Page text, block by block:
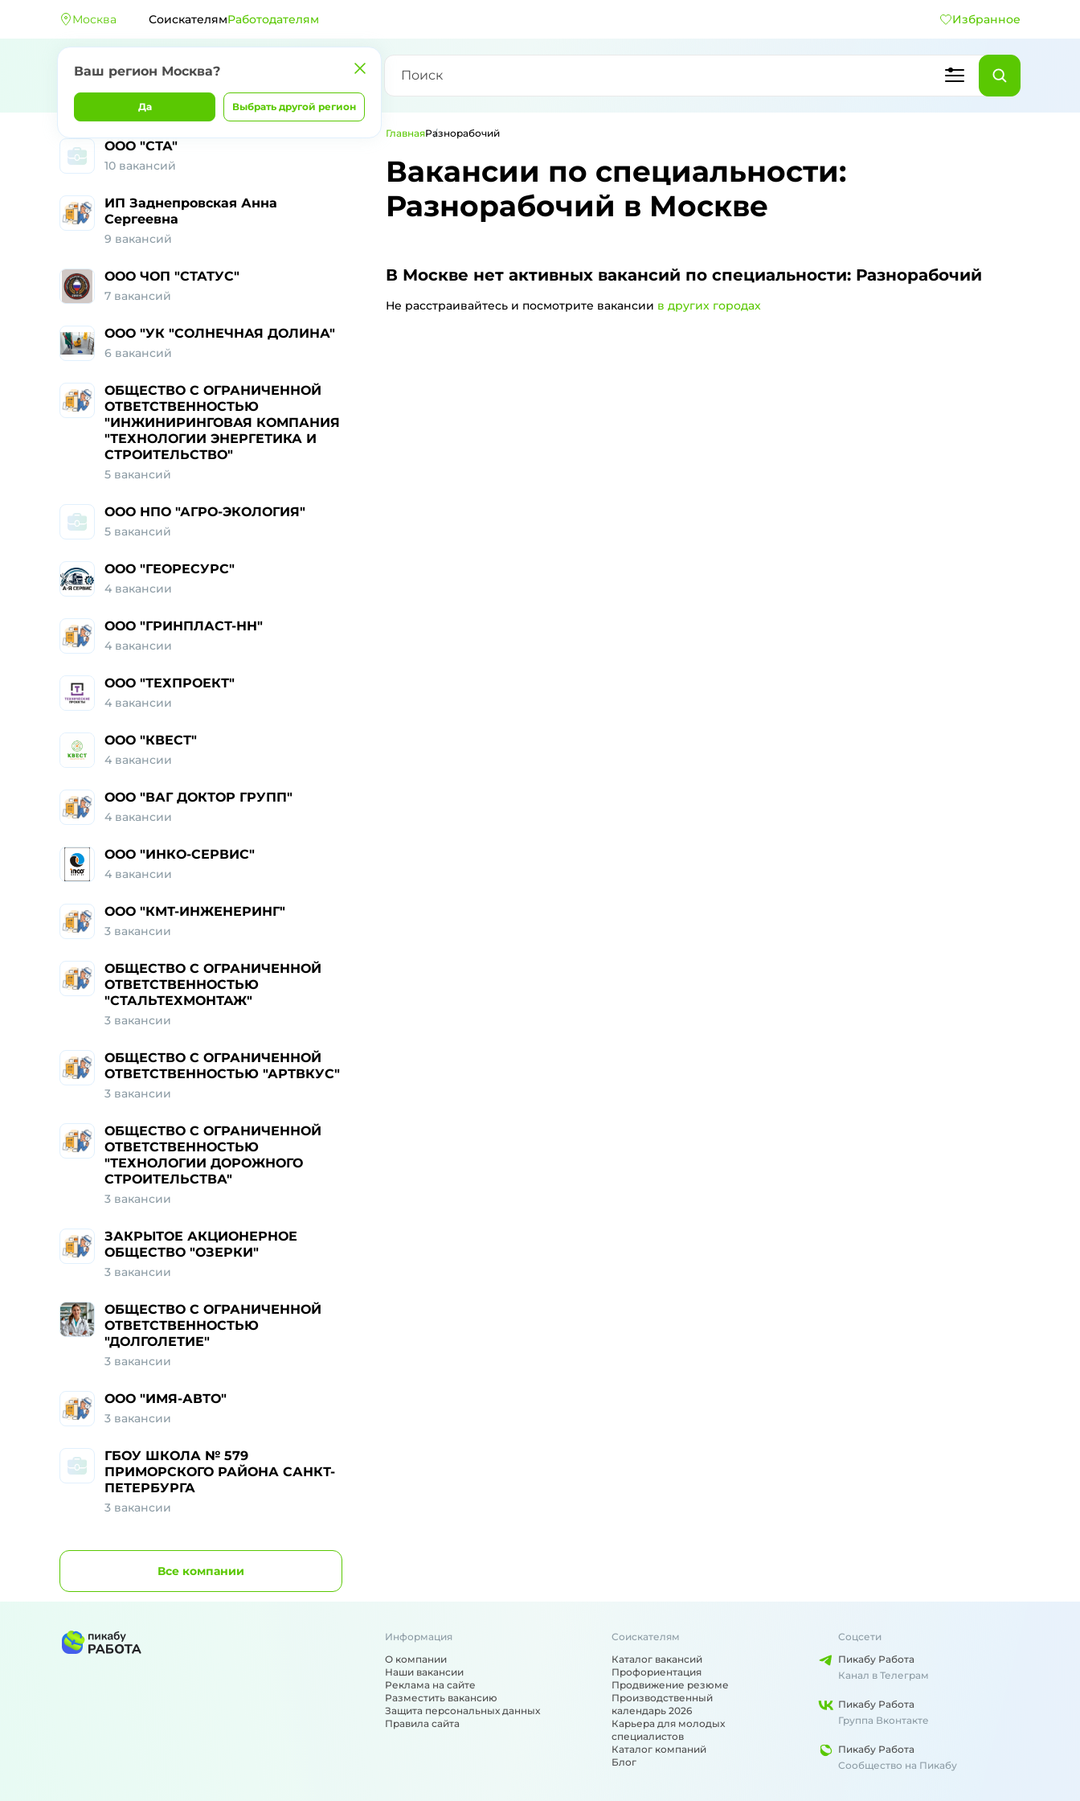
Москва
Ваш регион Москва?
Да Выбрать другой регион
СоискателямРаботодателям Избранное
ООО "СТА"
10 вакансий
ИП Заднепровская Анна
Сергеевна
9 вакансий
ООО ЧОП "СТАТУС"
7 вакансий
ООО "УК "СОЛНЕЧНАЯ ДОЛИНА"
6 вакансий
ОБЩЕСТВО С ОГРАНИЧЕННОЙ
ОТВЕТСТВЕННОСТЬЮ
"ИНЖИНИРИНГОВАЯ КОМПАНИЯ
"ТЕХНОЛОГИИ ЭНЕРГЕТИКА И
СТРОИТЕЛЬСТВО"
5 вакансий
ООО НПО "АГРО-ЭКОЛОГИЯ"
5 вакансий
ООО "ГЕОРЕСУРС"
4 вакансии
ООО "ГРИНПЛАСТ-НН"
4 вакансии
ООО "ТЕХПРОЕКТ"
4 вакансии
ООО "КВЕСТ"
4 вакансии
ООО "ВАГ ДОКТОР ГРУПП"
4 вакансии
ООО "ИНКО-СЕРВИС"
4 вакансии
ООО "КМТ-ИНЖЕНЕРИНГ"
3 вакансии
ОБЩЕСТВО С ОГРАНИЧЕННОЙ
ОТВЕТСТВЕННОСТЬЮ
"СТАЛЬТЕХМОНТАЖ"
3 вакансии
ОБЩЕСТВО С ОГРАНИЧЕННОЙ
ОТВЕТСТВЕННОСТЬЮ "АРТВКУС"
3 вакансии
ОБЩЕСТВО С ОГРАНИЧЕННОЙ
ОТВЕТСТВЕННОСТЬЮ
"ТЕХНОЛОГИИ ДОРОЖНОГО
СТРОИТЕЛЬСТВА"
3 вакансии
ЗАКРЫТОЕ АКЦИОНЕРНОЕ
ОБЩЕСТВО "ОЗЕРКИ"
3 вакансии
ОБЩЕСТВО С ОГРАНИЧЕННОЙ
ОТВЕТСТВЕННОСТЬЮ
"ДОЛГОЛЕТИЕ"
3 вакансии
ООО "ИМЯ-АВТО"
3 вакансии
ГБОУ ШКОЛА № 579
ПРИМОРСКОГО РАЙОНА САНКТ-
ПЕТЕРБУРГА
3 вакансии
Все компании
ГлавнаяРазнорабочий
Вакансии по специальности:
Разнорабочий в Москве
В Москве нет активных вакансий по специальности: Разнорабочий
Не расстраивайтесь и посмотрите вакансии в других городах
Информация
О компании
Наши вакансии
Реклама на сайте
Разместить вакансию
Защита персональных данных
Правила сайта
Соискателям
Каталог вакансий
Профориентация
Продвижение резюме
Производственный
календарь 2026
Карьера для молодых
специалистов
Каталог компаний
Блог
Соцсети
Пикабу Работа
Канал в Телеграм
Пикабу Работа
Группа Вконтакте
Пикабу Работа
Сообщество на Пикабу